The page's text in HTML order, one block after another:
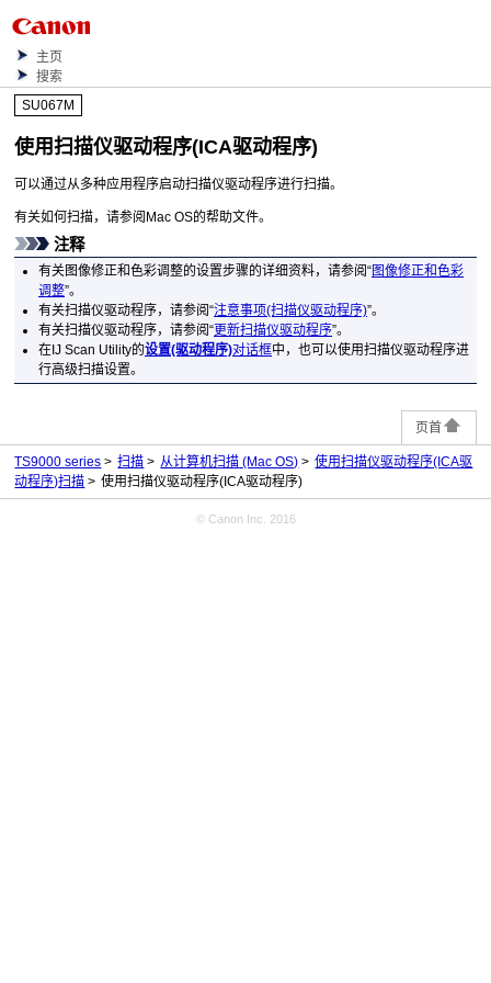
主页
搜索
SU067M
使用扫描仪驱动程序(ICA驱动程序)
可以通过从多种应用程序启动扫描仪驱动程序进行扫描。
有关如何扫描，请参阅 Mac OS的帮助文件。
注释
有关图像修正和色彩调整的设置步骤的详细资料，请参阅“图像修正和色彩
调整”。
有关扫描仪驱动程序，请参阅“注意事项(扫描仪驱动程序)”。
有关扫描仪驱动程序，请参阅“更新扫描仪驱动程序”。
在 IJ Scan Utility的设置(驱动程序)对话框中，也可以使用扫描仪驱动程序进
行高级扫描设置。
页首
TS9000 series 扫描 从计算机扫描 (Mac OS)
使用扫描仪驱动程序(ICA驱
动程序)扫描
使用扫描仪驱动程序(ICA驱动程序)
© Canon Inc. 2016